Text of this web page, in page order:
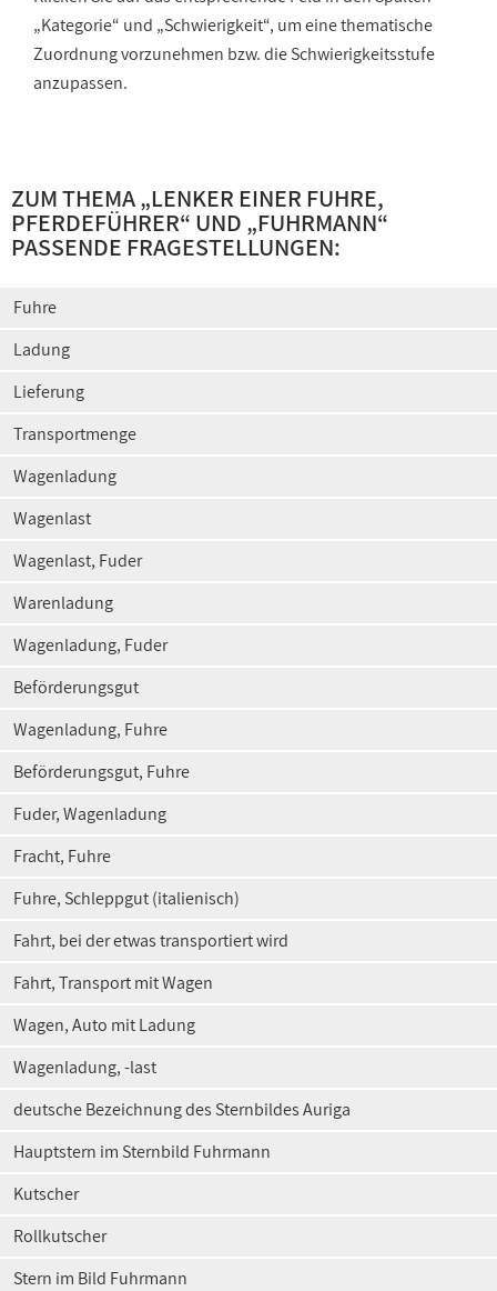
„Kategorie“ und „Schwierigkeit“, um eine thematische
Zuordnung vorzunehmen bzw. die Schwierigkeitsstufe
anzupassen.
ZUM THEMA „LENKER EINER FUHRE,
PFERDEFÜHRER“ UND „FUHRMANN“
PASSENDE FRAGESTELLUNGEN:
Fuhre
Ladung
Lieferung
Transportmenge
Wagenladung
Wagenlast
Wagenlast, Fuder
Warenladung
Wagenladung, Fuder
Beförderungsgut
Wagenladung, Fuhre
Beförderungsgut, Fuhre
Fuder, Wagenladung
Fracht, Fuhre
Fuhre, Schleppgut (italienisch)
Fahrt, bei der etwas transportiert wird
Fahrt, Transport mit Wagen
Wagen, Auto mit Ladung
Wagenladung, -last
deutsche Bezeichnung des Sternbildes Auriga
Hauptstern im Sternbild Fuhrmann
Kutscher
Rollkutscher
Stern im Bild Fuhrmann